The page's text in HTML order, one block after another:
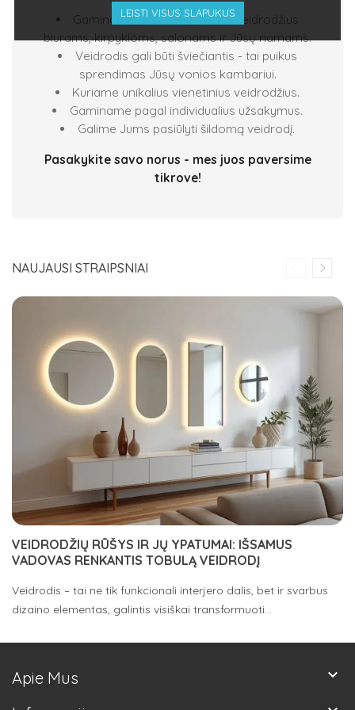
Gaminame išskirtinio dizaino veidrodžius
biurams, kirpykloms, salonams ir Jūsų namams.
Veidrodis gali būti šviečiantis - tai puikus
sprendimas Jūsų vonios kambariui.
Kuriame unikalius vienetinius veidrodžius.
Gaminame pagal individualius užsakymus.
Galime Jums pasiūlyti šildomą veidrodį.
Pasakykite savo norus - mes juos paversime
tikrove!
NAUJAUSI STRAIPSNIAI
VEIDRODŽIŲ RŪŠYS IR JŲ YPATUMAI: IŠSAMUS
VADOVAS RENKANTIS TOBULĄ VEIDRODĮ
Veidrodis – tai ne tik funkcionali interjero dalis, bet ir svarbus
dizaino elementas, galintis visiškai transformuoti...
Apie Mus keyboard_arrow_down
LEISTI VISUS SLAPUKUS